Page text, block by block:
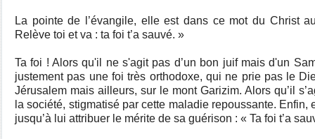
La pointe de l’évangile, elle est dans ce mot du Christ
Relève toi et va : ta foi t’a sauvé. »
Ta foi ! Alors qu'il ne s'agit pas d’un bon juif mais d'un
justement pas une foi très orthodoxe, qui ne prie pas le
Jérusalem mais ailleurs, sur le mont Garizim. Alors qu’il
la société, stigmatisé par cette maladie repoussante. Enfin,
jusqu’à lui attribuer le mérite de sa guérison : « Ta foi t’a